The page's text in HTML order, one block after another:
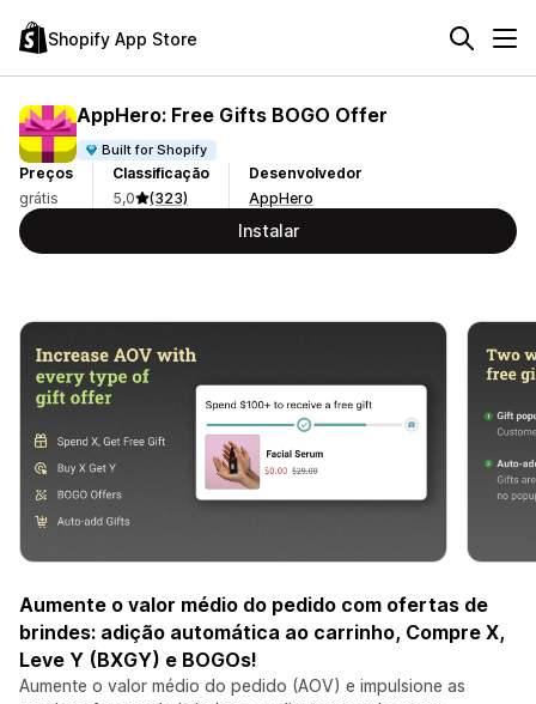
Shopify App Store
AppHero: Free Gifts BOGO Offer
Built for Shopify
Preços
grátis
Classificação
5,0
(323)
Desenvolvedor
AppHero
Instalar
Aumente o valor médio do pedido com ofertas de
brindes: adição automática ao carrinho, Compre X,
Leve Y (BXGY) e BOGOs!
Aumente o valor médio do pedido (AOV) e impulsione as